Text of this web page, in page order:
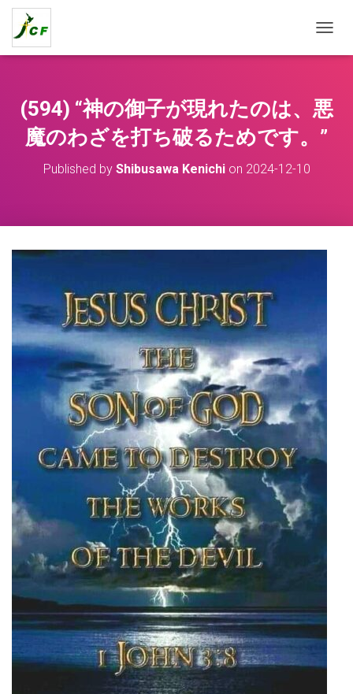
O
L
E
N
O
(594) “神の御子が現れたのは、悪
魔のわざを打ち破るためです。”
Published by Shibusawa Kenichion 2024-12-10